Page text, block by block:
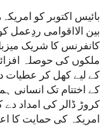
بائیس اکتوبر کو
بین الااقوامی ردِعمل
کانفرنس کا شریک
ملکوں کی حوصلہ
کروڑ ڈالر کی امداد دے